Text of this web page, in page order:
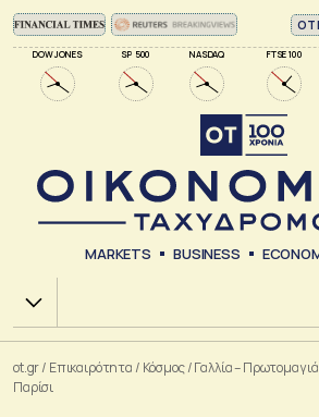
DOW JONES SP 500 NASDAQ FTSE 100
ΟΤ
MARKETS BUSINESS
Χ.Α.
ot.gr/ Επικαιρότητα / Κόσμος/Γαλλία –
Παρίσι